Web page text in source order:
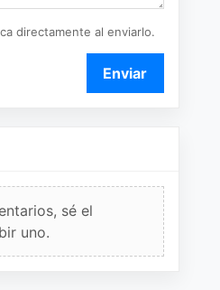
directamente al enviarlo.
Enviar
sé el
uno.